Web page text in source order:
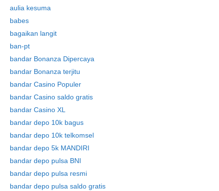
aulia kesuma
babes
bagaikan langit
ban-pt
bandar Bonanza Dipercaya
bandar Bonanza terjitu
bandar Casino Populer
bandar Casino saldo gratis
bandar Casino XL
bandar depo 10k bagus
bandar depo 10k telkomsel
bandar depo 5k MANDIRI
bandar depo pulsa BNI
bandar depo pulsa resmi
bandar depo pulsa saldo gratis